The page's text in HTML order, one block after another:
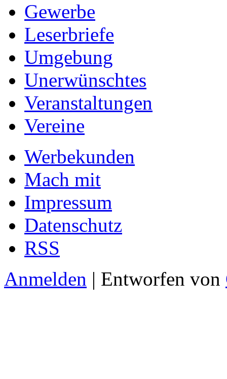
Gewerbe
Leserbriefe
Umgebung
Unerwünschtes
Veranstaltungen
Vereine
Werbekunden
Mach mit
Impressum
Datenschutz
RSS
Anmelden | Entworfen von